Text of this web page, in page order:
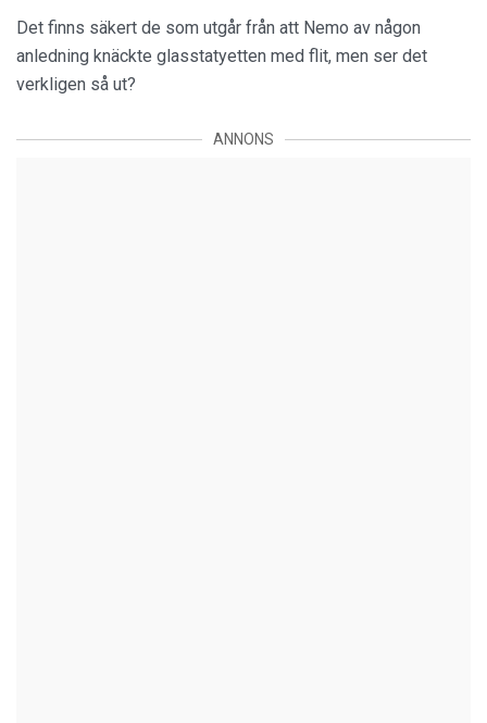
Det finns säkert de som utgår från att Nemo av någon
anledning knäckte glasstatyetten med flit, men ser det
verkligen så ut?
ANNONS